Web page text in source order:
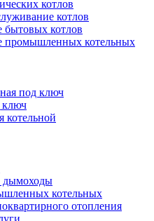
котлов
котлов
котлов
промышленных котельных
под ключ
ключ
котельной
дымоходы
котельных
отопления